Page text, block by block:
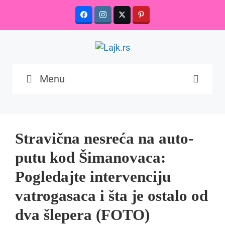
content
Menu
Stravična nesreća na auto-
putu kod Šimanovaca:
Pogledajte intervenciju
vatrogasaca i šta je ostalo od
dva šlepera (FOTO)